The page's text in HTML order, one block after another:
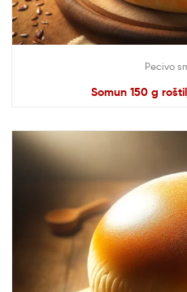
Pecivo
Somun 150 g